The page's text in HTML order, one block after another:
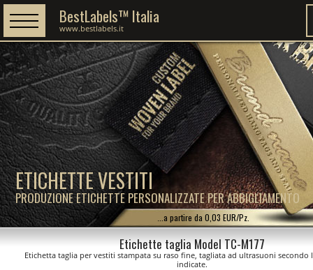
ETICHETTE VESTITI
PRODUZIONE ETICHETTE PERSONALIZZATE PER ABBIGLIAMENTO
BestLabels™ Italia
www.bestlabels.it
...a partire da 0,03 EUR/Pz.
Etichette taglia Model TC-M177
Etichetta taglia per vestiti stampata su raso fine, tagliata ad ultrasuoni secondo
indicate.